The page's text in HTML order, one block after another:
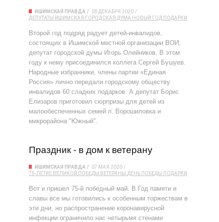
ИШИМСКАЯ ПРАВДА
28 ДЕКАБРЯ 2020
ДЕПУТАТЫ
ИШИМСКАЯ ГОРОДСКАЯ ДУМА НОВЫЙ ГОД ПОДАРКИ
Второй год подряд радует детей-инвалидов,
состоящих в Ишимской местной организации ВОИ,
депутат городской думы Игорь Олейников. В этом
году к нему присоединился коллега Сергей Бушуев.
Народные избранники, члены партии «Единая
Россия» лично передали городскому обществу
инвалидов 60 сладких подарков. А депутат Борис
Елизаров приготовил сюрпризы для детей из
малообеспеченных семей п. Ворошиловка и
микрорайона "Южный".
Праздник - в дом к ветерану
ИШИМСКАЯ ПРАВДА
07 МАЯ 2020
75-ЛЕТИЕ ВЕЛИКОЙ ПОБЕДЫ
ВЕТЕРАНЫ ДЕНЬ ПОБЕДЫ ПОДАРКИ
Вот и пришел 75-й победный май. В Год памяти и
славы все мы готовились к особенным торжествам в
эти дни, но распространение коронавирусной
инфекции ограничило нас четырьмя стенами